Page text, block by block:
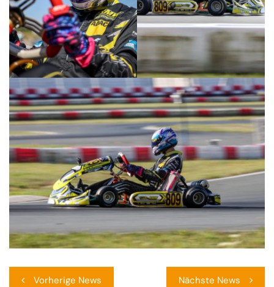
Vorherige News Nächste News